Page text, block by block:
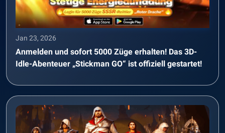
Jan 23, 2026
Anmelden und sofort 5000 Züge erhalten! Das 3D-
Idle-Abenteuer „Stickman GO“ ist offiziell gestartet!